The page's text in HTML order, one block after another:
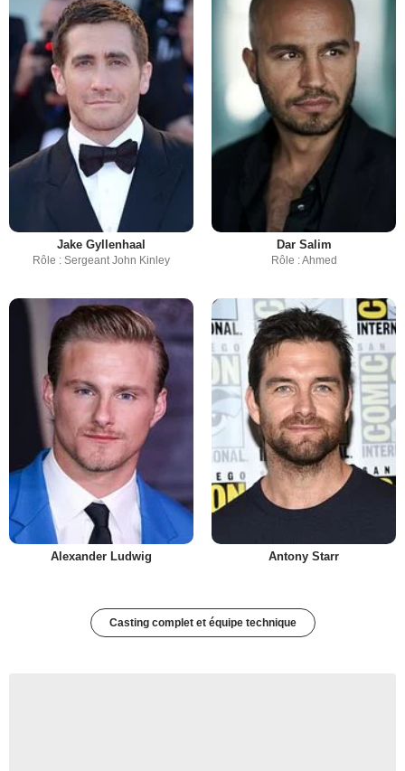
Jake Gyllenhaal
Rôle : Sergeant John Kinley
Dar Salim
Rôle : Ahmed
Alexander Ludwig Antony Starr
Casting complet et équipe technique